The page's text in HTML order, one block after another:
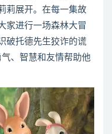
莉展开。在每一集故
家进行一场森林大冒
破托德先生狡诈的谎
、智慧和友情帮助他